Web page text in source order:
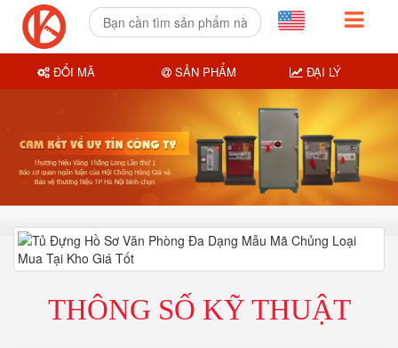
THÔNG SỐ KỸ THUẬT
ĐỔI MÃ SẢN PHẨM ĐẠI LÝ